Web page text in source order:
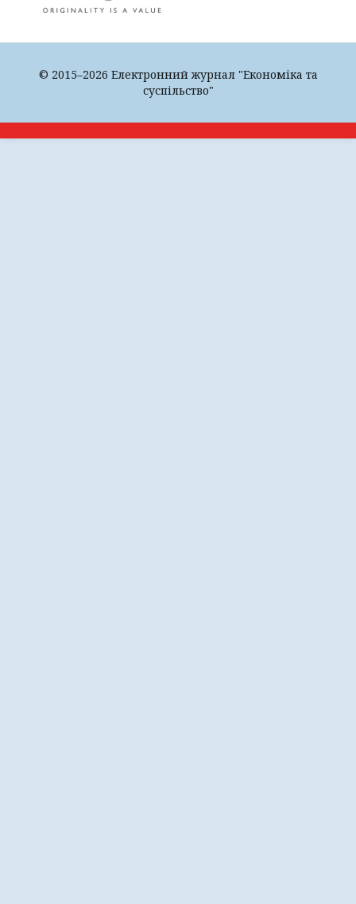
© 2015–2026 Електронний журнал "Економіка та
суспільство"